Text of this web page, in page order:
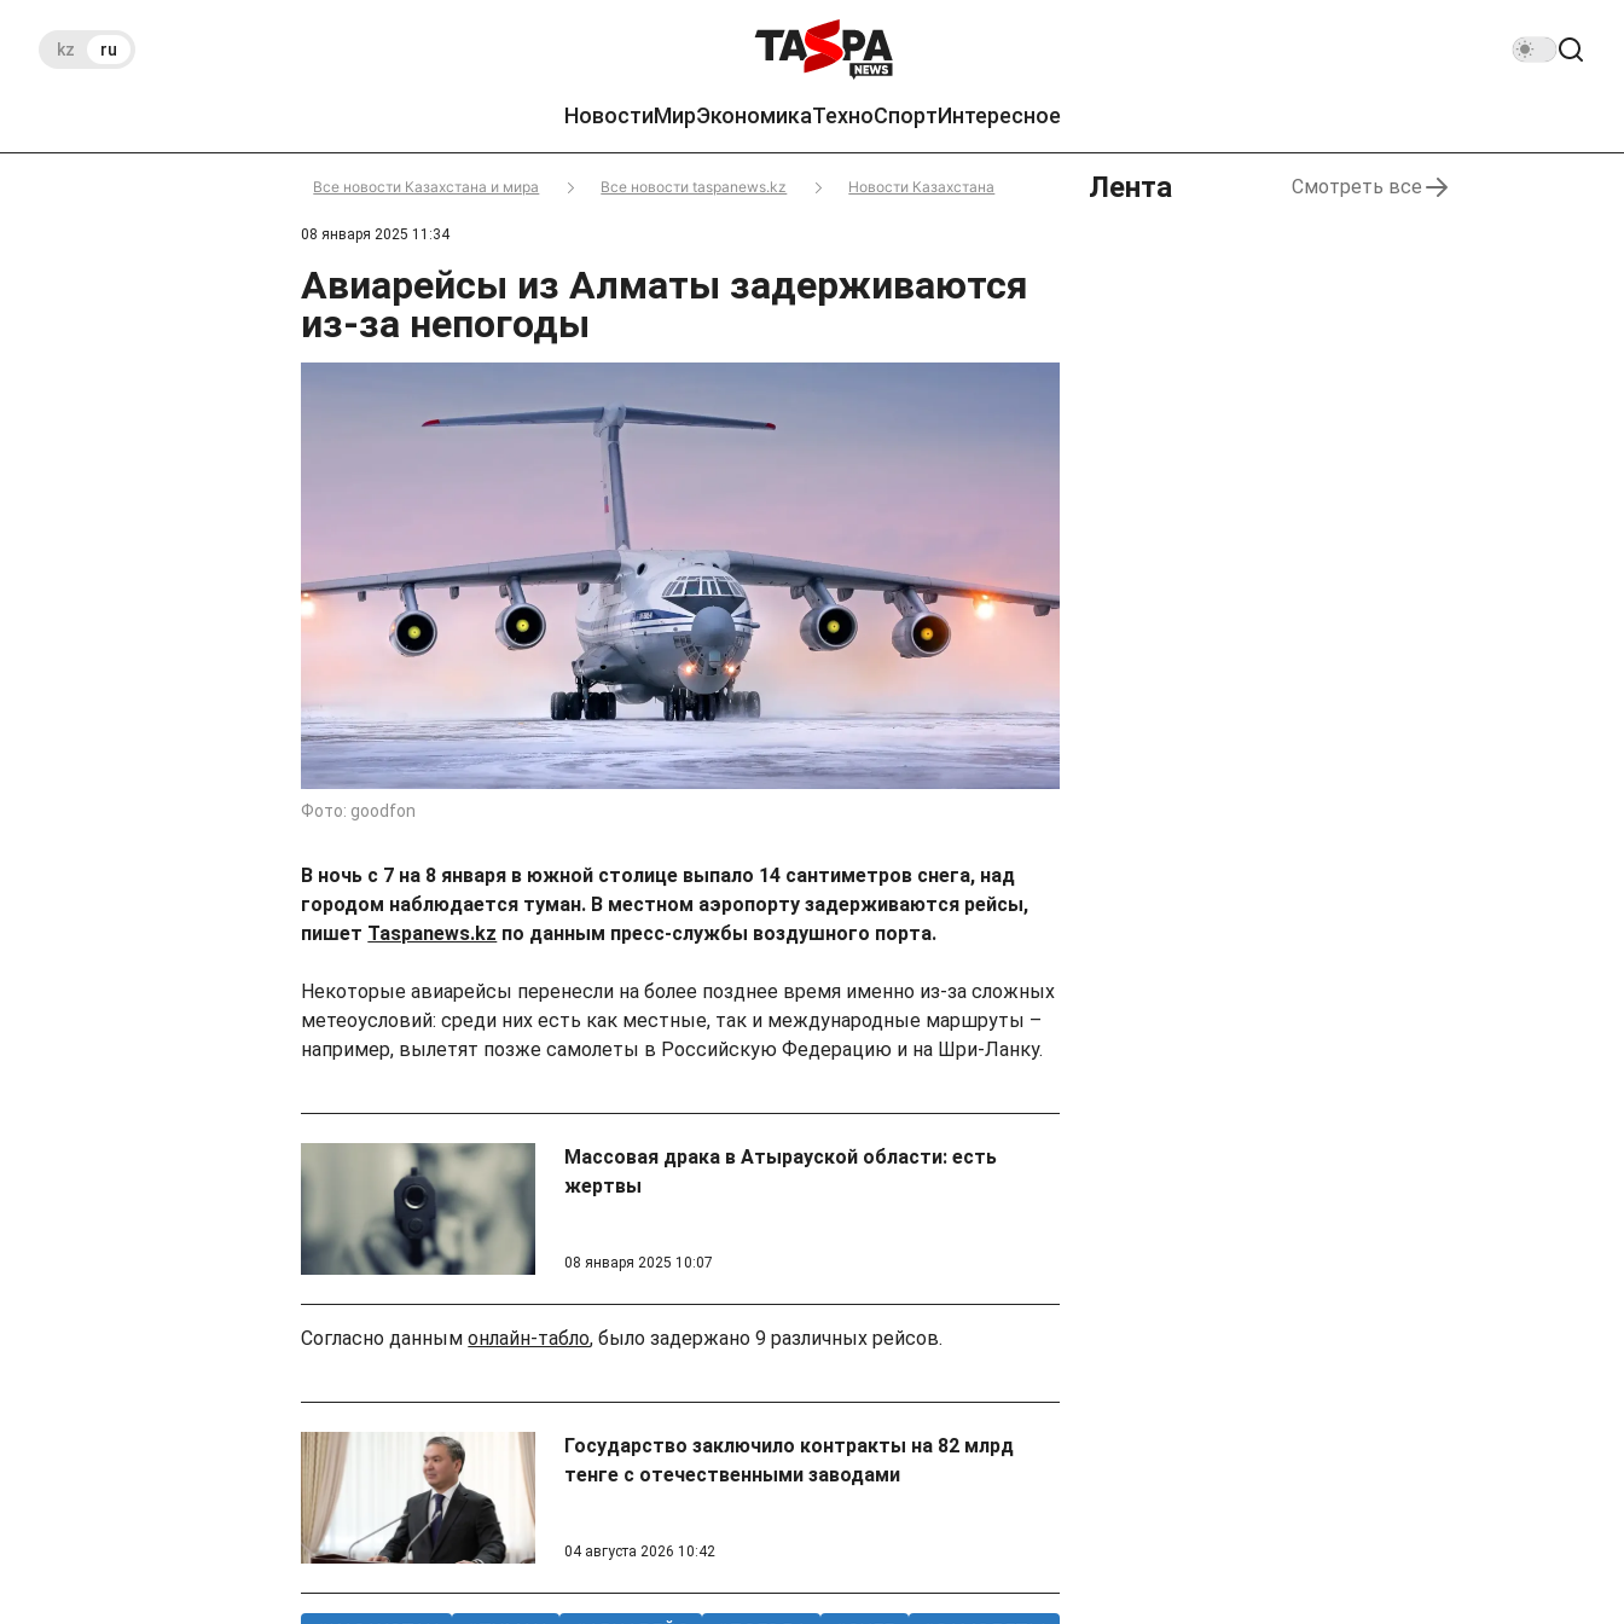
kz ru
НовостиМирЭкономикаТехноСпортИнтересное
Все новости Казахстана и мира Все новости taspanews.kz Новости Казахстана
08 января 2025 11:34
Авиарейсы из Алматы задерживаются
из-за непогоды
Фото: goodfon
В ночь с 7 на 8 января в южной столице выпало 14 сантиметров снега, над
городом наблюдается туман. В местном аэропорту задерживаются рейсы,
пишет Taspanews.kz по данным пресс-службы воздушного порта.
Некоторые авиарейсы перенесли на более позднее время именно из-за сложных
метеоусловий: среди них есть как местные, так и международные маршруты –
например, вылетят позже самолеты в Российскую Федерацию и на Шри-Ланку.
Массовая драка в Атырауской области: есть
жертвы
08 января 2025 10:07
Согласно даннымонлайн-табло, было задержано 9 различных рейсов.
Государство заключило контракты на 82 млрд
тенге с отечественными заводами
04 августа 2026 10:42
Лента Смотреть все